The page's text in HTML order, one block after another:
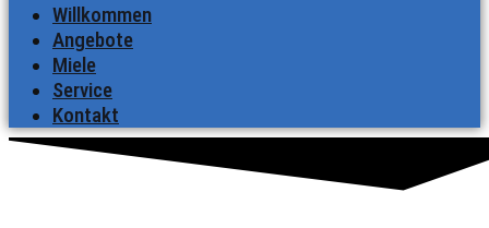
Willkommen
Angebote
Miele
Service
Kontakt